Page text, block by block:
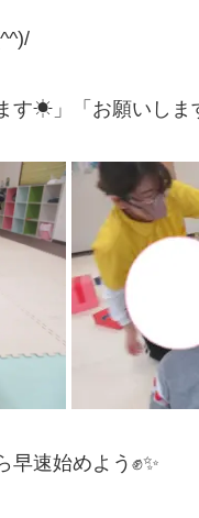
す☀」「お願いしま
速始めよう✊✨